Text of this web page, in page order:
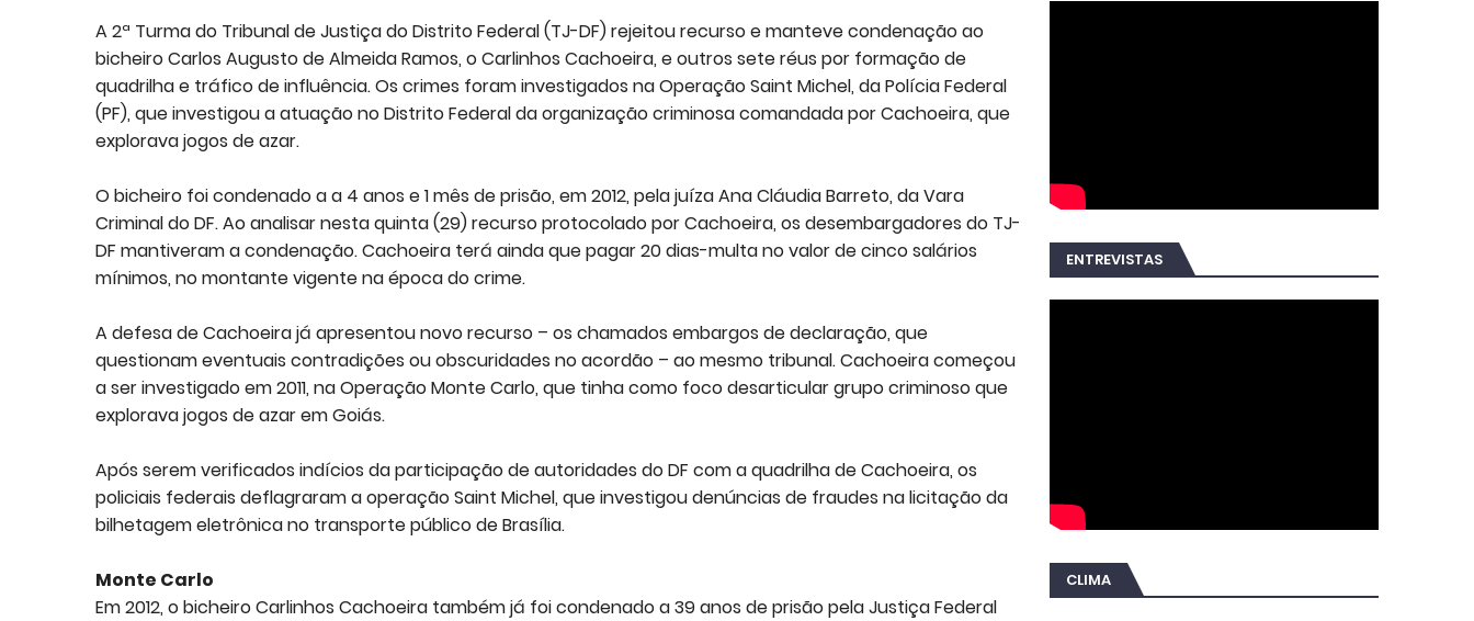
A 2ª Turma do Tribunal de Justiça do Distrito Federal (TJ-DF) rejeitou recurso e manteve condenação ao
bicheiro Carlos Augusto de Almeida Ramos, o Carlinhos Cachoeira, e outros sete réus por formação de
quadrilha e tráfico de influência. Os crimes foram investigados na Operação Saint Michel, da Polícia Federal
(PF), que investigou a atuação no Distrito Federal da organização criminosa comandada por Cachoeira, que
explorava jogos de azar.
O bicheiro foi condenado a a 4 anos e 1 mês de prisão, em 2012, pela juíza Ana Cláudia Barreto, da Vara
Criminal do DF. Ao analisar nesta quinta (29) recurso protocolado por Cachoeira, os desembargadores do TJ-
DF mantiveram a condenação. Cachoeira terá ainda que pagar 20 dias-multa no valor de cinco salários
mínimos, no montante vigente na época do crime.
A defesa de Cachoeira já apresentou novo recurso – os chamados embargos de declaração, que
questionam eventuais contradições ou obscuridades no acordão – ao mesmo tribunal. Cachoeira começou
a ser investigado em 2011, na Operação Monte Carlo, que tinha como foco desarticular grupo criminoso que
explorava jogos de azar em Goiás.
Após serem verificados indícios da participação de autoridades do DF com a quadrilha de Cachoeira, os
policiais federais deflagraram a operação Saint Michel, que investigou denúncias de fraudes na licitação da
bilhetagem eletrônica no transporte público de Brasília.
Monte Carlo
Em 2012, o bicheiro Carlinhos Cachoeira também já foi condenado a 39 anos de prisão pela Justiça Federal
ENTREVISTAS
CLIMA